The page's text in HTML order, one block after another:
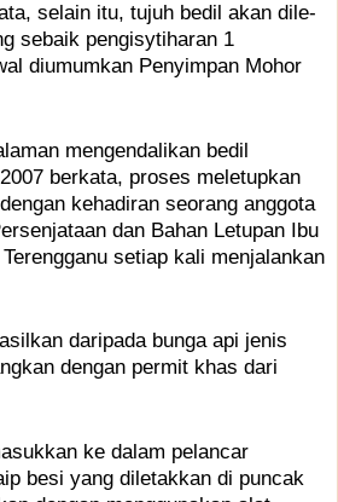
selain itu, tujuh bedil akan dile­
sebaik pengisytiharan 1
diumumkan Penyimpan Mohor
mengendalikan bedil
berkata, proses meletupkan
kehadiran seorang anggota
dan Bahan Letupan Ibu
setiap kali menjalankan
daripada bunga api jenis
dengan permit khas dari
ke dalam pelancar
besi yang diletakkan di puncak